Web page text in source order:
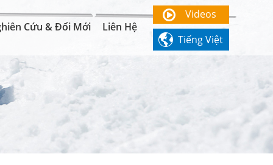
Videos
 Tiếng Việt
Cứu & Đổi Mới Liên Hệ